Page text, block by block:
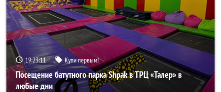
19:23:07 Купи первым!
Посещение батутного парка Shpak в ТРЦ «Талер» в
любые дни